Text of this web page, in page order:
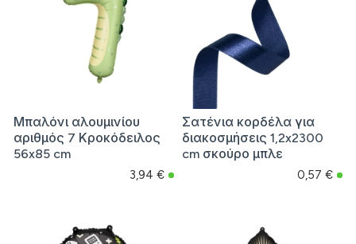
Μπαλόνι αλουμινίου
αριθμός 7 Κροκόδειλος
56x85 cm
3,94 €
Σατένια κορδέλα για
διακοσμήσεις 1,2x2300
cm σκούρο μπλε
0,57 €